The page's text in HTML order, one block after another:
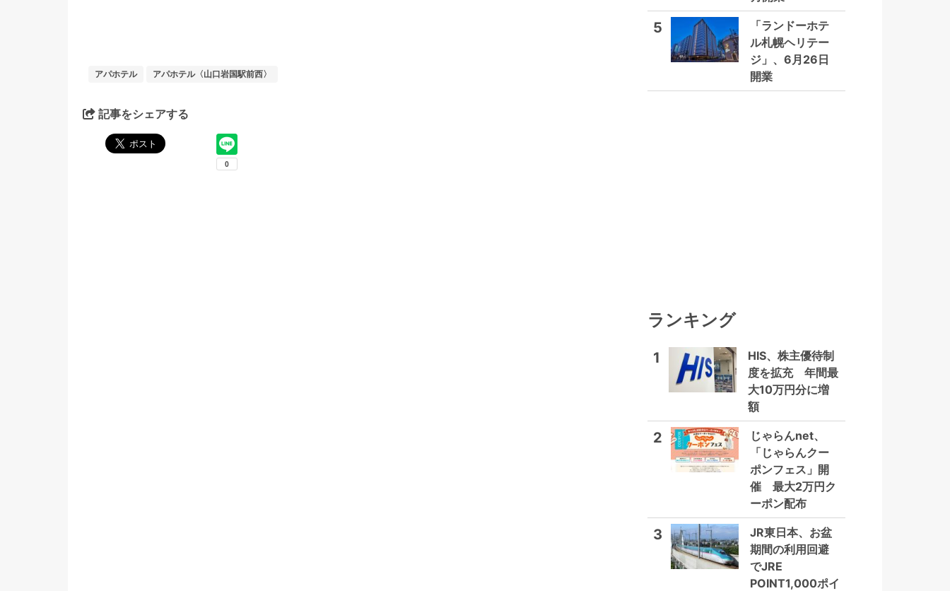
アパホテル アパホテル〈山口岩国駅前西〉
記事をシェアする
5
「ランドーホテ
ル札幌ヘリテー
ジ」、6月26日
開業
ランキング
1
HIS、株主優待制
度を拡充 年間最
大10万円分に増
額
2
じゃらんnet、
「じゃらんクー
ポンフェス」開
催 最大2万円ク
ーポン配布
3
JR東日本、お盆
期間の利用回避
でJRE
POINT1,000ポイ